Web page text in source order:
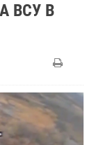
ВСУ В